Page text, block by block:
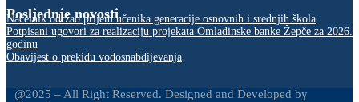
Posljednje novosti
Načelnik održao prijem učenika generacije osnovnih i srednjih škola
Potpisani ugovori za realizaciju projekata Omladinske banke Žepče za 2026.
godinu
Obavijest o prekidu vodosnabdijevanja
@2025 – All Right Reserved. Designed and Developed by